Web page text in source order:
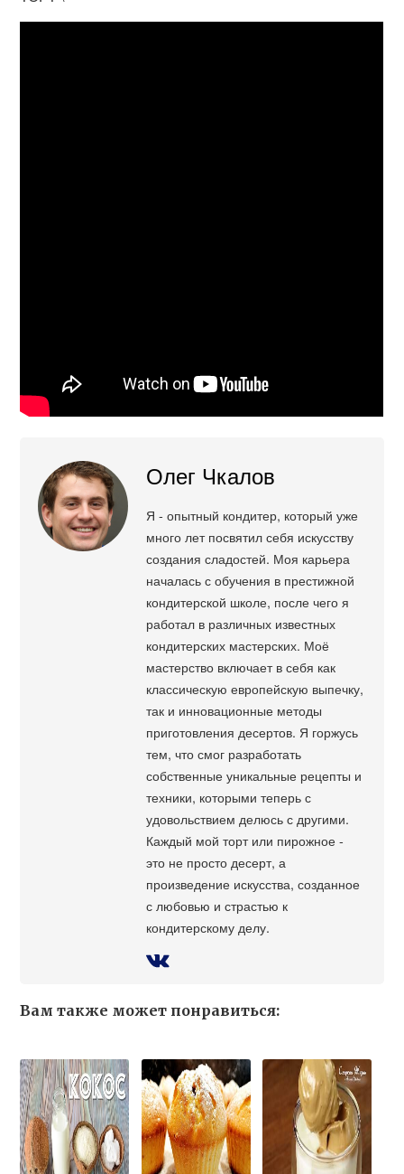
Олег Чкалов
Я - опытный кондитер, который уже
много лет посвятил себя искусству
создания сладостей. Моя карьера
началась с обучения в престижной
кондитерской школе, после чего я
работал в различных известных
кондитерских мастерских. Моё
мастерство включает в себя как
классическую европейскую выпечку,
так и инновационные методы
приготовления десертов. Я горжусь
тем, что смог разработать
собственные уникальные рецепты и
техники, которыми теперь с
удовольствием делюсь с другими.
Каждый мой торт или пирожное -
это не просто десерт, а
произведение искусства, созданное
с любовью и страстью к
кондитерскому делу.
Вам также может понравиться: